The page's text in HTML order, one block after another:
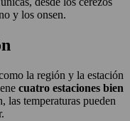
y los onsen.
la región y la estación
cuatro estaciones bien
las temperaturas pueden